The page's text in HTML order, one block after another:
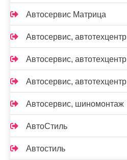
Автосервис Матрица
Автосервис, автотехцентр
Автосервис, автотехцентр
Автосервис, автотехцентр
Автосервис, шиномонтаж
АвтоСтиль
Автостиль